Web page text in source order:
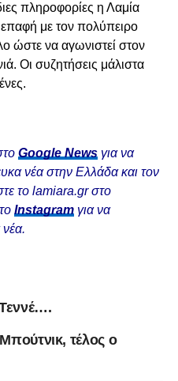
πληροφορίες η Λαμία
επαφή με τον πολύπειρο
ώστε να αγωνιστεί στον
Οι συζητήσεις μάλιστα
Google Newsγια να
νέα στην Ελλάδα και τον
το lamiara.gr στο
Instagram για να
τέλος ο